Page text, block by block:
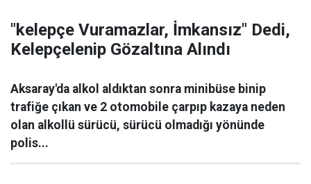
"kelepçe Vuramazlar, İmkansız" Dedi,
Kelepçelenip Gözaltına Alındı
Aksaray'da alkol aldıktan sonra minibüse binip
trafiğe çıkan ve 2 otomobile çarpıp kazaya neden
olan alkollü sürücü, sürücü olmadığı yönünde
polis...